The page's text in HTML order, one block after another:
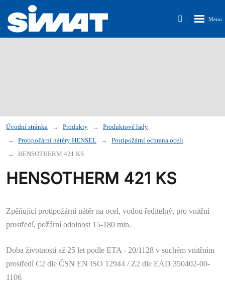
Vyhledávání
Úvodní stránka Produkty
Produktové řady
Protipožární nátěry HENSEL
Protipožární ochrana oceli
HENSOTHERM 421 KS
HENSOTHERM 421 KS
Zpěňující protipožární nátěr na ocel, vodou ředitelný, pro vnitřní
prostředí, požární odolnost 15-180 min.
Doba životnosti až 25 let podle ETA - 20/1128 v suchém vnitřním
prostředí C2 dle ČSN EN ISO 12944 / Z2 dle EAD 350402-00-
1106